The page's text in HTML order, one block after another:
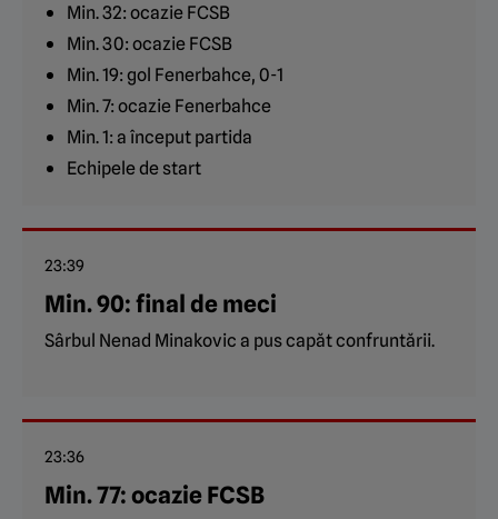
Min. 32: ocazie FCSB
Min. 30: ocazie FCSB
Min. 19: gol Fenerbahce, 0-1
Min. 7: ocazie Fenerbahce
Min. 1: a început partida
Echipele de start
23:39
Min. 90: final de meci
Sârbul Nenad Minakovic a pus capăt confruntării.
23:36
Min. 77: ocazie FCSB